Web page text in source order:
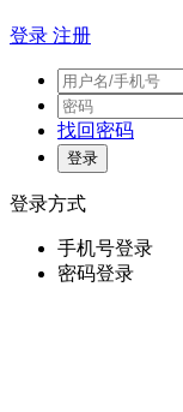
登录 注册
找回密码
登录方式
手机号登录
密码登录